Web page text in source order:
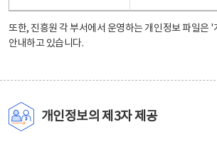
또한, 진흥원 각 부서에서 운영하는 개인정보 파일은 '
안내하고 있습니다.
개인정보의 제3자 제공